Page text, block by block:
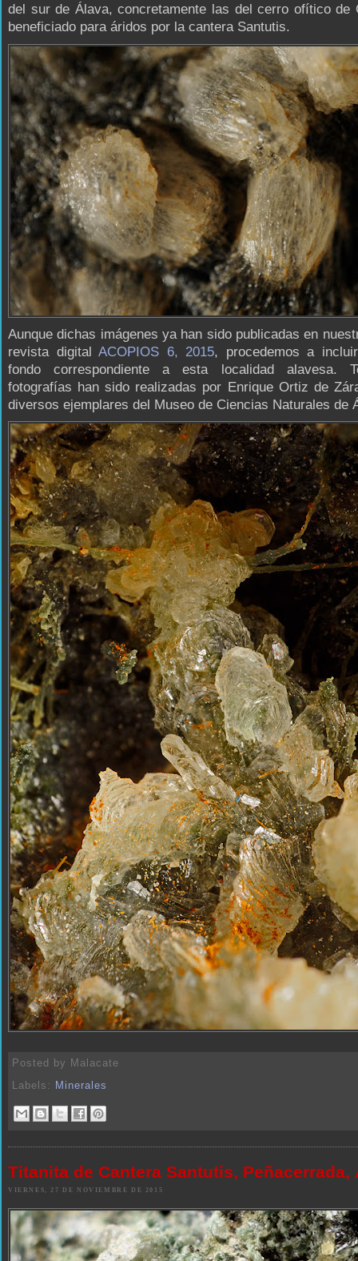
del sur de Álava, concretamente las del cerro ofítico de
beneficiado para áridos por la cantera Santutis.
Aunque dichas imágenes ya han sido publicadas en
revista digitalACOPIOS 6, 2015, procedemos a
fondo correspondiente a esta localidad alavesa.
fotografías han sido realizadas por Enrique Ortiz de
diversos ejemplares del Museo de Ciencias Naturales de
Posted by Malacate
Labels:
Minerales
Titanita de Cantera Santutis, Peñacerrada,
VIERNES, 27 DE NOVIEMBRE DE 2015